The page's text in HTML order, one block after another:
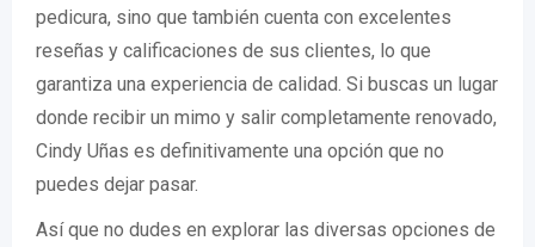
pedicura, sino que también cuenta con excelentes
reseñas y calificaciones de sus clientes, lo que
garantiza una experiencia de calidad. Si buscas un lugar
donde recibir un mimo y salir completamente renovado,
Cindy Uñas es definitivamente una opción que no
puedes dejar pasar.
Así que no dudes en explorar las diversas opciones de